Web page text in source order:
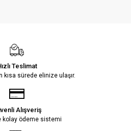
Teslimat
kısa sürede elinize ulaşır.
Alışveriş
kolay ödeme sistemi